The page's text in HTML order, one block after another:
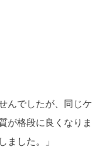
んでしたが、同じケ
が格段に良くなりま
ました。」